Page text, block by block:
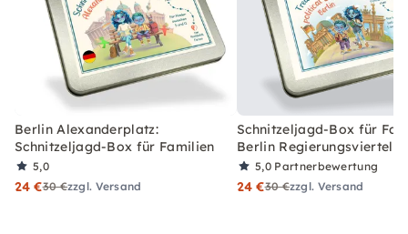
Berlin Alexanderplatz:
Schnitzeljagd-Box für Familien
5,0
24 €30 €zzgl. Versand
Schnitzeljagd-Box für
Berlin Regierungsviertel
5,0 Partnerbewertung
24 €30 €zzgl. Versand